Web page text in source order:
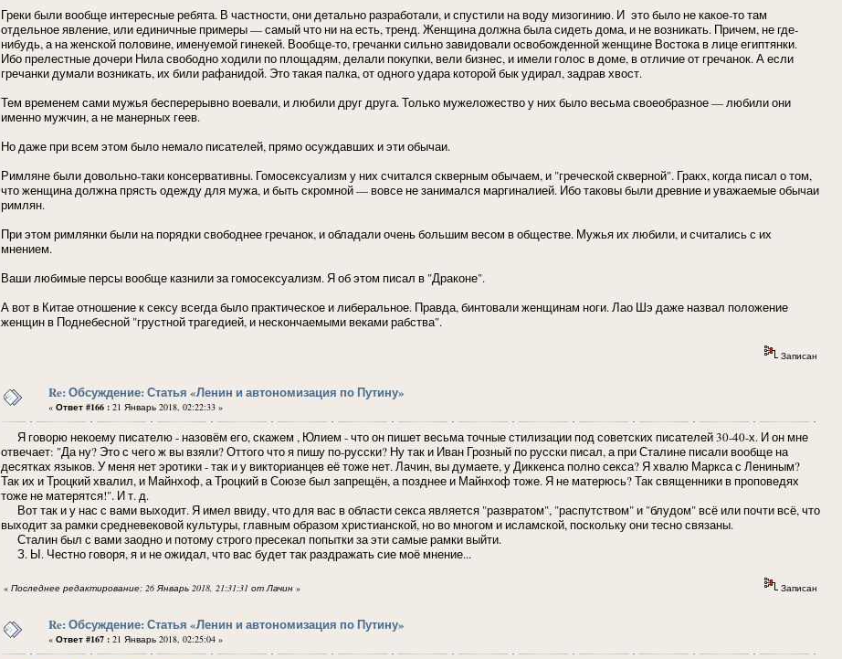
Греки были вообще интересные ребята. В частности, они детально разработали, и спустили на воду мизогинию. И это было не какое-то там
отдельное явление, или единичные примеры — самый что ни на есть, тренд. Женщина должна была сидеть дома, и не возникать. Причем, не где-
нибудь, а на женской половине, именуемой гинекей. Вообще-то, гречанки сильно завидовали освобожденной женщине Востока в лице египтянки.
Ибо прелестные дочери Нила свободно ходили по площадям, делали покупки, вели бизнес, и имели голос в доме, в отличие от гречанок. А если
гречанки думали возникать, их били рафанидой. Это такая палка, от одного удара которой бык удирал, задрав хвост.
Тем временем сами мужья бесперерывно воевали, и любили друг друга. Только мужеложество у них было весьма своеобразное — любили они
именно мужчин, а не манерных геев.
Но даже при всем этом было немало писателей, прямо осуждавших и эти обычаи.
Римляне были довольно-таки консервативны. Гомосексуализм у них считался скверным обычаем, и "греческой скверной". Гракх, когда писал о том,
что женщина должна прясть одежду для мужа, и быть скромной — вовсе не занимался маргиналией. Ибо таковы были древние и уважаемые обычаи
римлян.
При этом римлянки были на порядки свободнее гречанок, и обладали очень большим весом в обществе. Мужья их любили, и считались с их
мнением.
Ваши любимые персы вообще казнили за гомосексуализм. Я об этом писал в "Драконе".
А вот в Китае отношение к сексу всегда было практическое и либеральное. Правда, бинтовали женщинам ноги. Лао Шэ даже назвал положение
женщин в Поднебесной "грустной трагедией, и нескончаемыми веками рабства".
Записан
Re: Обсуждение: Статья «Ленин и автономизация по Путину»
« Ответ #166 : 21 Январь 2018, 02:22:33 »
Я говорю некоему писателю - назовём его, скажем , Юлием - что он пишет весьма точные стилизации под советских писателей 30-40-х. И он мне
отвечает: "Да ну? Это с чего ж вы взяли? Оттого что я пишу по-русски? Ну так и Иван Грозный по русски писал, а при Сталине писали вообще на
десятках языков. У меня нет эротики - так и у викторианцев её тоже нет. Лачин, вы думаете, у Диккенса полно секса? Я хвалю Маркса с Лениным?
Так их и Троцкий хвалил, и Майнхоф, а Троцкий в Союзе был запрещён, а позднее и Майнхоф тоже. Я не матерюсь? Так священники в проповедях
тоже не матерятся!". И т. д.
Вот так и у нас с вами выходит. Я имел ввиду, что для вас в области секса является "развратом", "распутством" и "блудом" всё или почти всё, что
выходит за рамки средневековой культуры, главным образом христианской, но во многом и исламской, поскольку они тесно связаны.
Сталин был с вами заодно и потому строго пресекал попытки за эти самые рамки выйти.
З. Ы. Честно говоря, я и не ожидал, что вас будет так раздражать сие моё мнение...
« Последнее редактирование: 26 Январь 2018, 21:31:31 от Лачин » Записан
Re: Обсуждение: Статья «Ленин и автономизация по Путину»
« Ответ #167 : 21 Январь 2018, 02:25:04 »